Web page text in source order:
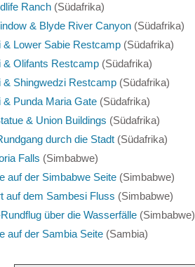
Ranch(Südafrika)
& Blyde River Canyon(Südafrika)
& Lower Sabie Restcamp(Südafrika)
& Olifants Restcamp(Südafrika)
& Shingwedzi Restcamp(Südafrika)
& Punda Maria Gate(Südafrika)
& Union Buildings (Südafrika)
durch die Stadt(Südafrika)
Falls (Simbabwe)
auf der Simbabwe Seite (Simbabwe)
auf dem Sambesi Fluss (Simbabwe)
über die Wasserfälle(Simbabwe)
auf der Sambia Seite(Sambia)